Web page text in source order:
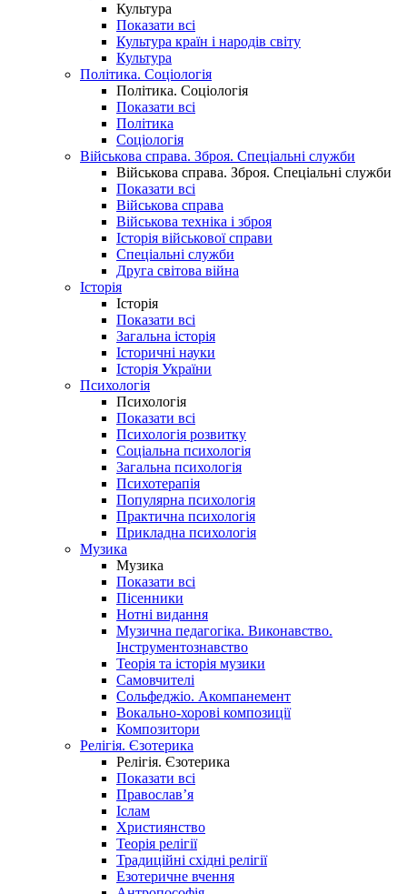
Культура
Показати всі
Культура країн і народів світу
Культура
Політика. Соціологія
Політика. Соціологія
Показати всі
Політика
Соціологія
Військова справа. Зброя. Спеціальні служби
Військова справа. Зброя. Спеціальні служби
Показати всі
Військова справа
Військова техніка і зброя
Історія військової справи
Спеціальні служби
Друга світова війна
Історія
Історія
Показати всі
Загальна історія
Історичні науки
Історія України
Психологія
Психологія
Показати всі
Психологія розвитку
Соціальна психологія
Загальна психологія
Психотерапія
Популярна психологія
Практична психологія
Прикладна психологія
Музика
Музика
Показати всі
Пісенники
Нотні видання
Музична педагогіка. Виконавство.
Інструментознавство
Теорія та історія музики
Самовчителі
Сольфеджіо. Акомпанемент
Вокально-хорові композиції
Композитори
Релігія. Єзотерика
Релігія. Єзотерика
Показати всі
Православ’я
Іслам
Християнство
Теорія релігії
Традиційні східні релігії
Езотеричне вчення